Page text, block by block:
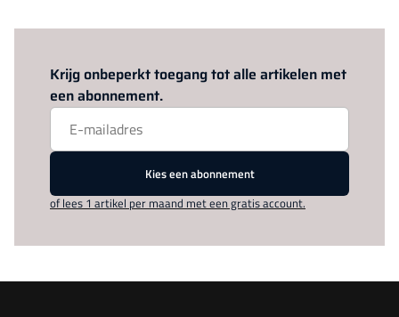
Krijg onbeperkt toegang tot alle artikelen met
een abonnement.
Kies een abonnement
of lees 1 artikel per maand met een gratis account.